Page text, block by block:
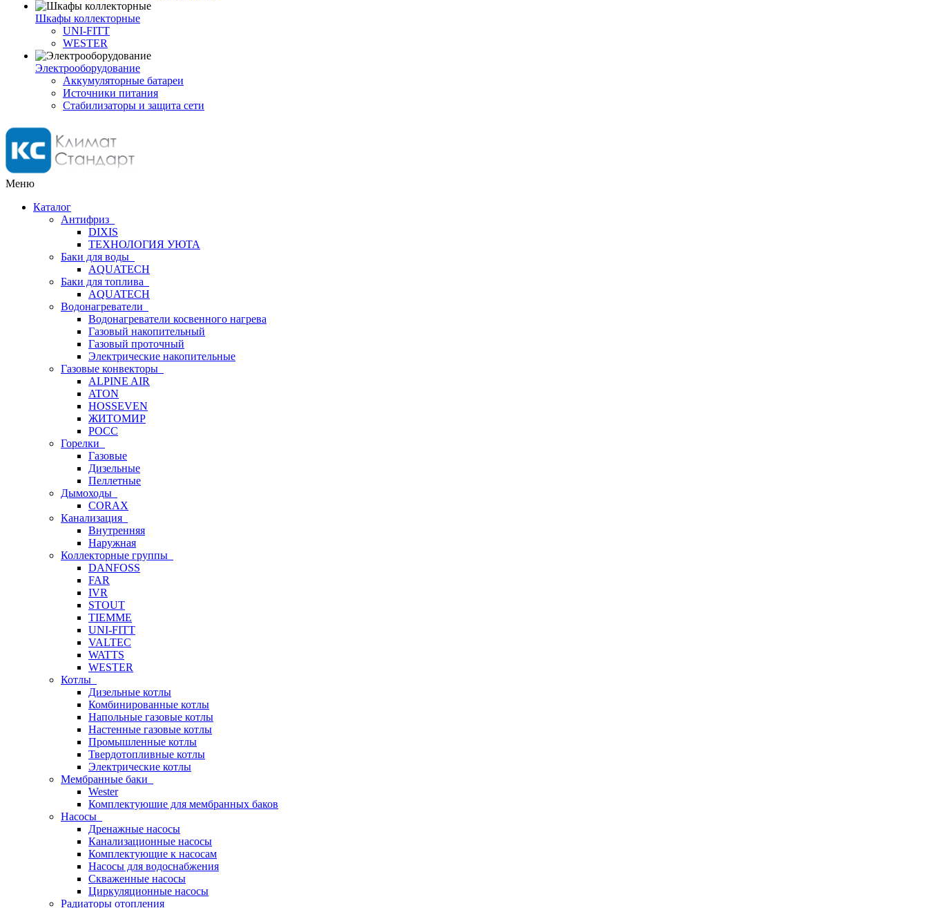
Шкафы коллекторные
UNI-FITT
WESTER
Электрооборудование
Аккумуляторные батареи
Источники питания
Стабилизаторы и защита сети
Меню
Каталог
Антифриз
DIXIS
ТЕХНОЛОГИЯ УЮТА
Баки для воды
AQUATECH
Баки для топлива
AQUATECH
Водонагреватели
Водонагреватели косвенного нагрева
Газовый накопительный
Газовый проточный
Электрические накопительные
Газовые конвекторы
ALPINE AIR
ATON
HOSSEVEN
ЖИТОМИР
РОСС
Горелки
Газовые
Дизельные
Пеллетные
Дымоходы
CORAX
Канализация
Внутренняя
Наружная
Коллекторные группы
DANFOSS
FAR
IVR
STOUT
TIEMME
UNI-FITT
VALTEC
WATTS
WESTER
Котлы
Дизельные котлы
Комбинированные котлы
Напольные газовые котлы
Настенные газовые котлы
Промышленные котлы
Твердотопливные котлы
Электрические котлы
Мембранные баки
Wester
Комплектуюшие для мембранных баков
Насосы
Дренажные насосы
Канализационные насосы
Комплектующие к насосам
Насосы для водоснабжения
Скваженные насосы
Циркуляционные насосы
Радиаторы отопления